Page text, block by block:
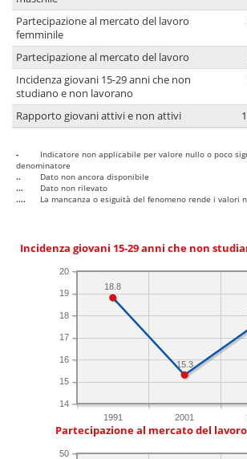
Partecipazione al mercato del lavoro
femminile
Partecipazione al mercato del lavoro
Incidenza giovani 15-29 anni che non
studiano e non lavorano
Rapporto giovani attivi e non attivi
-
Indicatore non applicabile per valore nullo o poco
denominatore
..
Dato non ancora disponibile
...
Dato non rilevato
....
La mancanza o esiguità del fenomeno rende i valori
Incidenza giovani 15-29 anni che non
1991 2001
14
15
16
17
18
19
20
15.3
18.8
Partecipazione al mercato del
50